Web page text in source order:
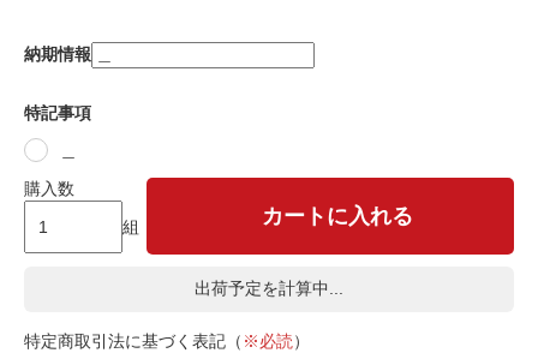
納期情報
特記事項
購入数
組
カートに入れる
出荷予定を計算中...
特定商取引法に基づく表記（ ※必読）